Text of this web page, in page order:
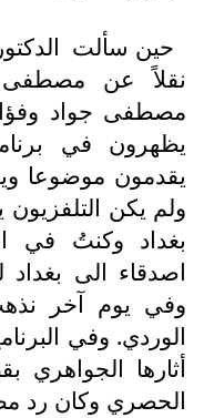
حين سألت
نقلاً عن مصطفى
مصطفى جواد
يظهرون في
يقدمون موضوعا
ولم يكن
بغداد وكنتُ في
اصدقاء الى
وفي يوم آخر
الوردي. وفي
أثارها
الحصري وكان رد